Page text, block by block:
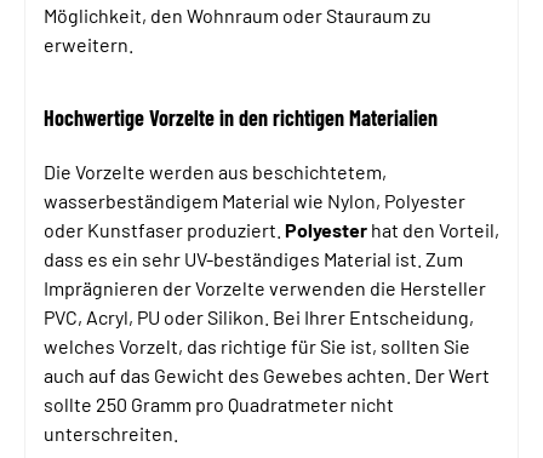
Möglichkeit, den Wohnraum oder Stauraum zu
erweitern.
Hochwertige Vorzelte in den richtigen Materialien
Die Vorzelte werden aus beschichtetem,
wasserbeständigem Material wie Nylon, Polyester
oder Kunstfaser produziert. Polyester hat den Vorteil,
dass es ein sehr UV-beständiges Material ist. Zum
Imprägnieren der Vorzelte verwenden die Hersteller
PVC, Acryl, PU oder Silikon. Bei Ihrer Entscheidung,
welches Vorzelt, das richtige für Sie ist, sollten Sie
auch auf das Gewicht des Gewebes achten. Der Wert
sollte 250 Gramm pro Quadratmeter nicht
unterschreiten.